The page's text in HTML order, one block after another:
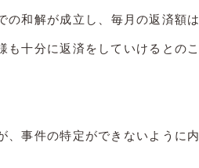
の和解が成立し、毎月の返済額は
十分に返済をしていけるとのこ
事件の特定ができないように内